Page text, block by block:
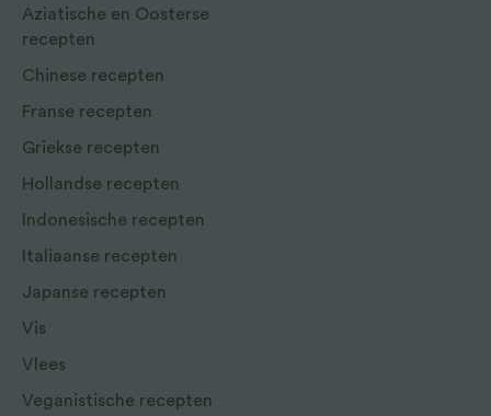
Aziatische en Oosterse
recepten
Chinese recepten
Franse recepten
Griekse recepten
Hollandse recepten
Indonesische recepten
Italiaanse recepten
Japanse recepten
Vis
Vlees
Veganistische recepten